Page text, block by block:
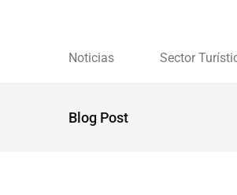
Noticias Sector
Blog Post